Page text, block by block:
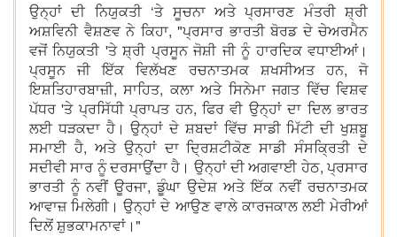
ਉਨ੍ਹਾਂ ਦੀ ਨਿਯੁਕਤੀ ‘ਤੇ ਸੂਚਨਾ ਅਤੇ ਪ੍ਰਸਾਰਣ ਮੰਤਰੀ ਸ਼੍ਰੀ
ਅਸ਼ਵਿਨੀ ਵੈਸ਼ਣਵ ਨੇ ਕਿਹਾ, "ਪ੍ਰਸਾਰ ਭਾਰਤੀ ਬੋਰਡ ਦੇ ਚੇਅਰਮੈਨ
ਵਜੋਂ ਨਿਯੁਕਤੀ 'ਤੇ ਸ਼੍ਰੀ ਪ੍ਰਸੂਨ ਜੋਸ਼ੀ ਜੀ ਨੂੰ ਹਾਰਦਿਕ ਵਧਾਈਆਂ।
ਪ੍ਰਸੂਨ ਜੀ ਇੱਕ ਵਿਲੱਖਣ ਰਚਨਾਤਮਕ ਸ਼ਖਸੀਅਤ ਹਨ, ਜੋ
ਇਸ਼ਤਿਹਾਰਬਾਜ਼ੀ, ਸਾਹਿਤ, ਕਲਾ ਅਤੇ ਸਿਨੇਮਾ ਜਗਤ ਵਿੱਚ ਵਿਸ਼ਵ
ਪੱਧਰ 'ਤੇ ਪ੍ਰਸਿੱਧੀ ਪ੍ਰਾਪਤ ਹਨ, ਫਿਰ ਵੀ ਉਨ੍ਹਾਂ ਦਾ ਦਿਲ ਭਾਰਤ
ਲਈ ਧੜਕਦਾ ਹੈ। ਉਨ੍ਹਾਂ ਦੇ ਸ਼ਬਦਾਂ ਵਿੱਚ ਸਾਡੀ ਮਿੱਟੀ ਦੀ ਖੁਸ਼ਬੂ
ਸਮਾਈ ਹੈ, ਅਤੇ ਉਨ੍ਹਾਂ ਦਾ ਦ੍ਰਿਸ਼ਟੀਕੋਣ ਸਾਡੀ ਸੰਸਕ੍ਰਿਤੀ ਦੇ
ਸਦੀਵੀ ਸਾਰ ਨੂੰ ਦਰਸਾਉਂਦਾ ਹੈ। ਉਨ੍ਹਾਂ ਦੀ ਅਗਵਾਈ ਹੇਠ, ਪ੍ਰਸਾਰ
ਭਾਰਤੀ ਨੂੰ ਨਵੀਂ ਊਰਜਾ, ਡੂੰਘਾ ਉਦੇਸ਼ ਅਤੇ ਇੱਕ ਨਵੀਂ ਰਚਨਾਤਮਕ
ਆਵਾਜ਼ ਮਿਲੇਗੀ। ਉਨ੍ਹਾਂ ਦੇ ਆਉਣ ਵਾਲੇ ਕਾਰਜਕਾਲ ਲਈ ਮੇਰੀਆਂ
ਦਿਲੋਂ ਸ਼ੁਭਕਾਮਨਾਵਾਂ।"